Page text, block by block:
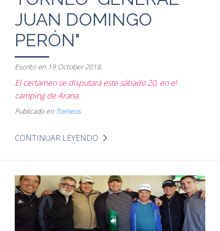
JUAN DOMINGO
PERÓN"
Escrito en 19 October 2018.
El certamen se disputará este sábado 20, en el
camping de Arana.
Publicado en Torneos
CONTINUAR LEYENDO